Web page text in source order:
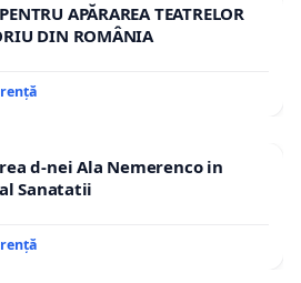
APĂRAREA TEATRELOR
DIN ROMÂNIA
d-nei Ala Nemerenco in
Sanatatii